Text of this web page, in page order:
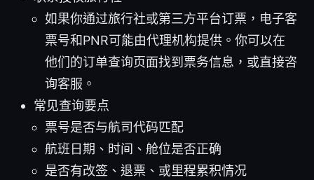
如果你通过旅行社或第三方平台订票，电子客
票号和PNR可能由代理机构提供。你可以在
他们的订单查询页面找到票务信息，或直接咨
询客服。
常见查询要点
票号是否与航司代码匹配
航班日期、时间、舱位是否正确
是否有改签、退票、或里程累积情况